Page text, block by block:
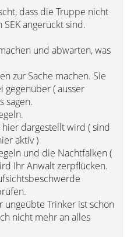
dass die Truppe nicht
angerückt sind.
und abwarten, was
zur Sache machen. Sie
gegenüber ( ausser
sagen.
dargestellt wird ( sind
aktiv )
und die Nachtfalken (
Ihr Anwalt zerpflücken.
ungeübte Trinker ist schon
nicht mehr an alles